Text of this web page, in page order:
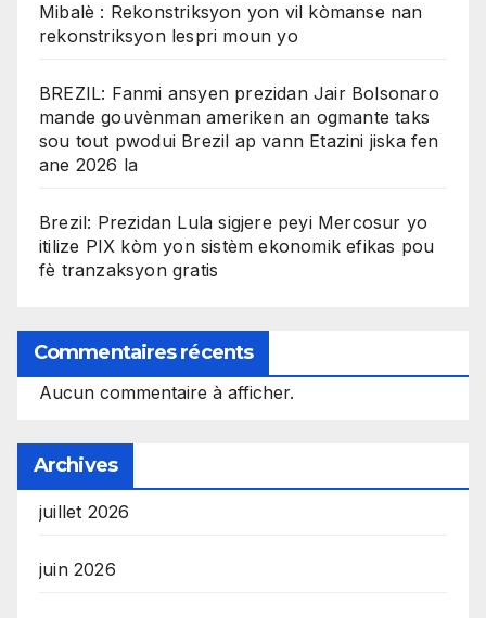
Mibalè : Rekonstriksyon yon vil kòmanse nan
rekonstriksyon lespri moun yo
BREZIL: Fanmi ansyen prezidan Jair Bolsonaro
mande gouvènman ameriken an ogmante taks
sou tout pwodui Brezil ap vann Etazini jiska fen
ane 2026 la
Brezil: Prezidan Lula sigjere peyi Mercosur yo
itilize PIX kòm yon sistèm ekonomik efikas pou
fè tranzaksyon gratis
Commentaires récents
Aucun commentaire à afficher.
Archives
juillet 2026
juin 2026